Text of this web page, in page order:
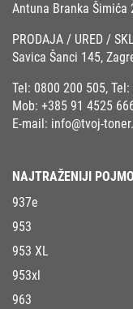
Antuna Branka Šimića
PRODAJA / URED /
Savica Šanci 145,
Tel: 0800 200 505, Tel:
Mob: +385 91 4525
E-mail: info@tvoj-
NAJTRAŽENIJI
937e
953
953 XL
953xl
963